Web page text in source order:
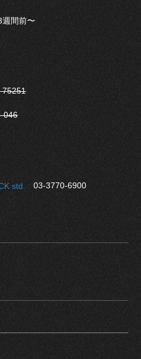
週間前〜
046
std. 03-3770-6900